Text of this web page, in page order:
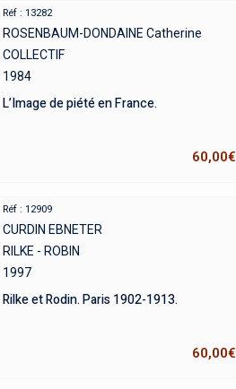
Réf : 13282
ROSENBAUM-DONDAINE Catherine
COLLECTIF
1984
L’Image de piété en France.
60,00€
Réf : 12909
CURDIN EBNETER
RILKE - ROBIN
1997
Rilke et Rodin. Paris 1902-1913.
60,00€